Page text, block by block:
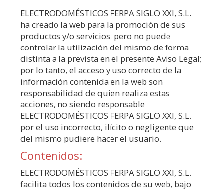
ELECTRODOMÉSTICOS FERPA SIGLO XXI, S.L.
ha creado la web para la promoción de sus
productos y/o servicios, pero no puede
controlar la utilización del mismo de forma
distinta a la prevista en el presente Aviso Legal;
por lo tanto, el acceso y uso correcto de la
información contenida en la web son
responsabilidad de quien realiza estas
acciones, no siendo responsable
ELECTRODOMÉSTICOS FERPA SIGLO XXI, S.L.
por el uso incorrecto, ilícito o negligente que
del mismo pudiere hacer el usuario.
Contenidos:
ELECTRODOMÉSTICOS FERPA SIGLO XXI, S.L.
facilita todos los contenidos de su web, bajo